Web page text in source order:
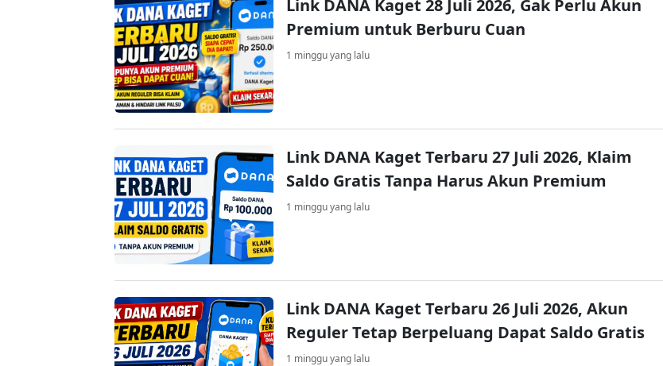
Link DANA Kaget 28 Juli 2026, Gak Perlu Akun
Premium untuk Berburu Cuan
1 minggu yang lalu
Link DANA Kaget Terbaru 27 Juli 2026, Klaim
Saldo Gratis Tanpa Harus Akun Premium
1 minggu yang lalu
Link DANA Kaget Terbaru 26 Juli 2026, Akun
Reguler Tetap Berpeluang Dapat Saldo Gratis
1 minggu yang lalu